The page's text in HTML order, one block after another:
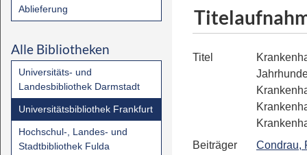
Ablieferung
Alle Bibliotheken
Universitäts- und
Landesbibliothek Darmstadt
Universitätsbibliothek Frankfurt
Hochschul-, Landes- und
Stadtbibliothek Fulda
Titel
Beiträger
Condrau,